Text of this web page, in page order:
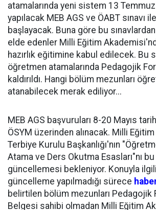
atamalarında yeni sistem 13
yapılacak MEB AGS ve ÖABT sınavı
başlayacak. Buna göre bu
elde edenler Milli Eğitim
hazırlık eğitimine kabul edilecek. Bu
öğretmen atamalarında Pedagojik
kaldırıldı. Hangi bölüm mezunları
atanabilecek merak ediliyor...
MEB AGS başvuruları 8-20 Mayıs
ÖSYM üzerinden alınacak. Milli Eğitim
Terbiye Kurulu Başkanlığı'nın
Atama ve Ders Okutma Esasları"nı
güncellemesi bekleniyor. Konuyla
güncelleme yapılmadığı sürece
belirtilen bölüm mezunları Pedagojik
Belgesi sahibi olmadan Milli Eğitim